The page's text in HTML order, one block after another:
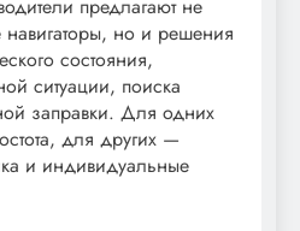
предлагают не
навигаторы, но и решения
состояния,
ситуации, поиска
заправки. Для одних
для других —
и индивидуальные